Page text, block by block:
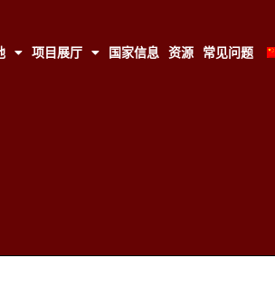
项目展厅 国家信息 资源 常见问题